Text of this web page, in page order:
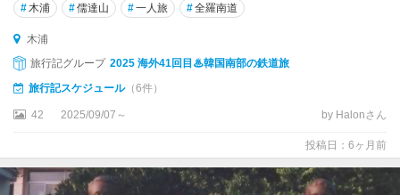
泉
珍
島
営
群
山
# 木浦 #儒達山 #一人旅 #全羅南道
木浦
旅行記グループ 2025 海外41回目♨韓国南部の鉄道旅
旅行記スケジュール（6件）
42 2025/09/07～ by Halonさん
投稿日：6ヶ月前